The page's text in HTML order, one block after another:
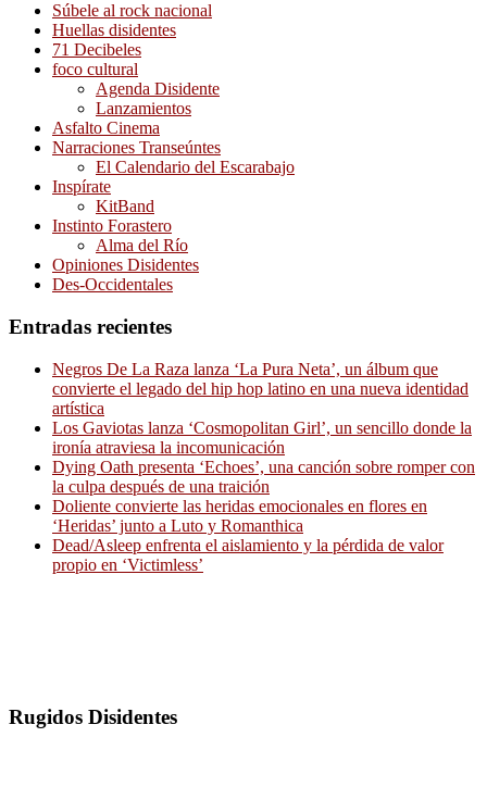
Súbele al rock nacional
Huellas disidentes
71 Decibeles
foco cultural
Agenda Disidente
Lanzamientos
Asfalto Cinema
Narraciones Transeúntes
El Calendario del Escarabajo
Inspírate
KitBand
Instinto Forastero
Alma del Río
Opiniones Disidentes
Des-Occidentales
Entradas recientes
Negros De La Raza lanza ‘La Pura Neta’, un álbum que
convierte el legado del hip hop latino en una nueva identidad
artística
Los Gaviotas lanza ‘Cosmopolitan Girl’, un sencillo donde la
ironía atraviesa la incomunicación
Dying Oath presenta ‘Echoes’, una canción sobre romper con
la culpa después de una traición
Doliente convierte las heridas emocionales en flores en
‘Heridas’ junto a Luto y Romanthica
Dead/Asleep enfrenta el aislamiento y la pérdida de valor
propio en ‘Victimless’
Rugidos Disidentes